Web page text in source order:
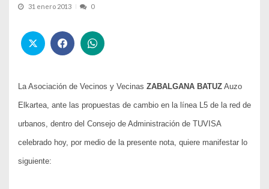
31 enero 2013 0
La Asociación de Vecinos y Vecinas ZABALGANA BATUZ Auzo
Elkartea, ante las propuestas de cambio en la línea L5 de la red de
urbanos, dentro del Consejo de Administración de TUVISA
celebrado hoy, por medio de la presente nota, quiere manifestar lo
siguiente: